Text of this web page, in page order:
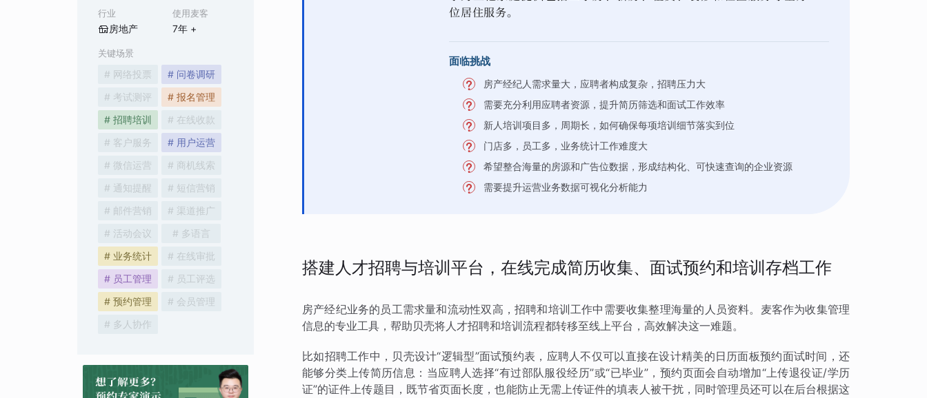
行业
房地产
使用麦客
7年 +
关键场景
# 网络投票
# 问卷调研
# 考试测评
# 报名管理
# 招聘培训
# 在线收款
# 客户服务
# 用户运营
# 微信运营
# 商机线索
# 通知提醒
# 短信营销
# 邮件营销
# 渠道推广
# 活动会议
# 多语言
# 业务统计
# 在线审批
# 员工管理
# 员工评选
# 预约管理
# 会员管理
# 多人协作
位居住服务。
面临挑战
房产经纪人需求量大，应聘者构成复杂，招聘压力大
需要充分利用应聘者资源，提升简历筛选和面试工作效率
新人培训项目多，周期长，如何确保每项培训细节落实到位
门店多，员工多，业务统计工作难度大
希望整合海量的房源和广告位数据，形成结构化、可快速查询的企业资源
需要提升运营业务数据可视化分析能力
搭建人才招聘与培训平台，在线完成简历收集、面试预约和培训存档工作
房产经纪业务的员工需求量和流动性双高，招聘和培训工作中需要收集整理海量的人员资料。麦客作为收集管理
信息的专业工具，帮助贝壳将人才招聘和培训流程都转移至线上平台，高效解决这一难题。
比如招聘工作中，贝壳设计“逻辑型”面试预约表，应聘人不仅可以直接在设计精美的日历面板预约面试时间，还
能够分类上传简历信息：当应聘人选择“有过部队服役经历”或“已毕业”，预约页面会自动增加“上传退役证/学历
证”的证件上传题目，既节省页面长度，也能防止无需上传证件的填表人被干扰，同时管理员还可以在后台根据这